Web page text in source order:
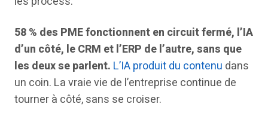
58 % des PME fonctionnent en circuit fermé, l’IA
d’un côté, le CRM et l’ERP de l’autre, sans que
les deux se parlent. L’IA produit du contenu dans
un coin. La vraie vie de l’entreprise continue de
tourner à côté, sans se croiser.